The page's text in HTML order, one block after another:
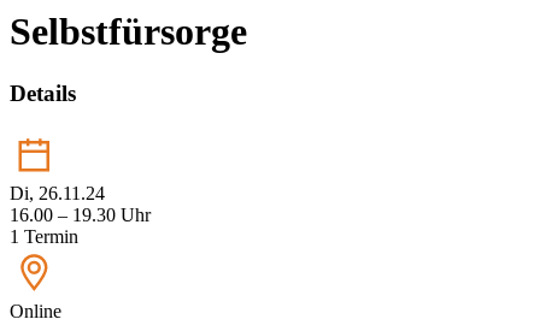
Selbstfürsorge
Details
Di, 26.11.24
16.00 – 19.30 Uhr
1 Termin
Online